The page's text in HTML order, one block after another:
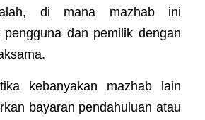
di mana mazhab ini
pengguna dan pemilik dengan
kebanyakan mazhab lain
bayaran pendahuluan atau